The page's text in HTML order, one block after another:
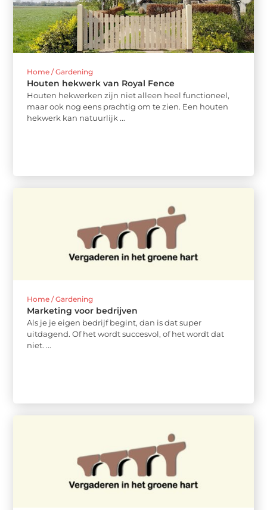
Home / Gardening
Houten hekwerk van Royal Fence
Houten hekwerken zijn niet alleen heel functioneel,
maar ook nog eens prachtig om te zien. Een houten
hekwerk kan natuurlijk ...
Home / Gardening
Marketing voor bedrijven
Als je je eigen bedrijf begint, dan is dat super
uitdagend. Of het wordt succesvol, of het wordt dat
niet. ...